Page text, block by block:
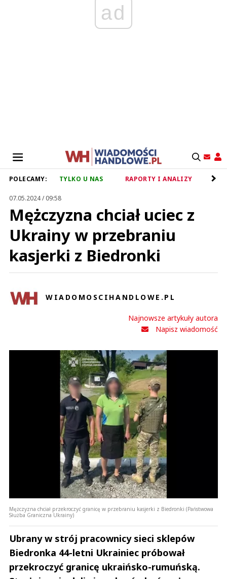
ad
POLECAMY: TYLKO U NAS RAPORTY I ANALIZY
07.05.2024 / 09:58
Mężczyzna chciał uciec z
Ukrainy w przebraniu
kasjerki z Biedronki
WIADOMOSCIHANDLOWE.PL
Najnowsze artykuły autora
Napisz wiadomość
Mężczyzna chciał przekroczyć granicę w przebraniu kasjerki z Biedronki (Państwowa
Służba Graniczna Ukrainy)
Ubrany w strój pracownicy sieci sklepów
Biedronka 44-letni Ukrainiec próbował
przekroczyć granicę ukraińsko-rumuńską.